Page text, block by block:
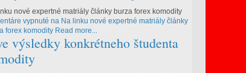
nové expertné matriály články burza forex komodity
vypnuté na Na linku nové expertné matriály články
forex komodity Read more...
výsledky konkrétneho študenta